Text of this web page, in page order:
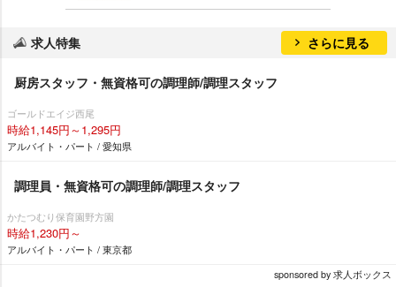
求人特集 さらに見る
厨房スタッフ・無資格可の調理師/調理スタッフ
ゴールドエイジ西尾
時給1,145円～1,295円
アルバイト・パート / 愛知県
調理員・無資格可の調理師/調理スタッフ
かたつむり保育園野方園
時給1,230円～
アルバイト・パート / 東京都
sponsored by 求人ボックス